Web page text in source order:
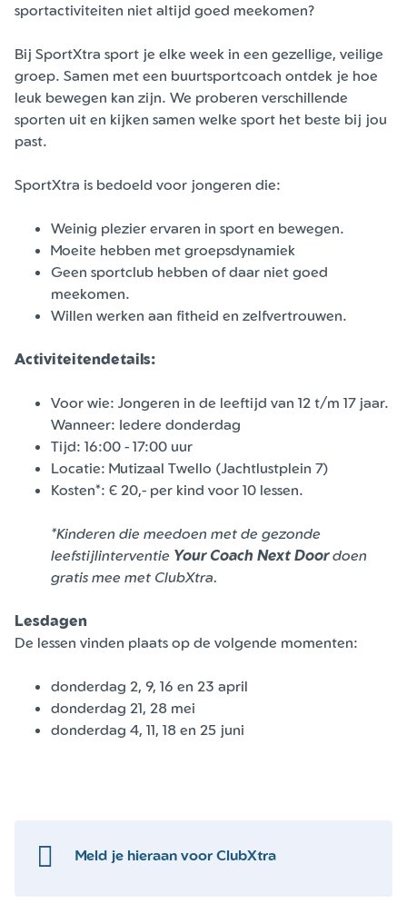
sportactiviteiten niet altijd goed meekomen?
Bij SportXtra sport je elke week in een gezellige, veilige
groep. Samen met een buurtsportcoach ontdek je hoe
leuk bewegen kan zijn. We proberen verschillende
sporten uit en kijken samen welke sport het beste bij jou
past.
SportXtra is bedoeld voor jongeren die:
Weinig plezier ervaren in sport en bewegen.
Moeite hebben met groepsdynamiek
Geen sportclub hebben of daar niet goed
meekomen.
Willen werken aan fitheid en zelfvertrouwen.
Activiteitendetails:
Voor wie: Jongeren in de leeftijd van 12 t/m 17 jaar.
Wanneer: Iedere donderdag
Tijd: 16:00 - 17:00 uur
Locatie: Mutizaal Twello (Jachtlustplein 7)
Kosten*: € 20,- per kind voor 10 lessen.
*Kinderen die meedoen met de gezonde
leefstijlinterventie Your Coach Next Doordoen
gratis mee met ClubXtra.
Lesdagen
De lessen vinden plaats op de volgende momenten:
donderdag 2, 9, 16 en 23 april
donderdag 21, 28 mei
donderdag 4, 11, 18 en 25 juni
Meld je hieraan voor ClubXtra